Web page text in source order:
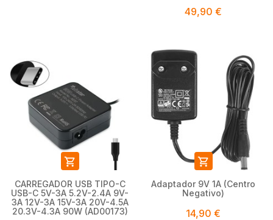
49,90 €

CARREGADOR USB TIPO-C
USB-C 5V-3A 5.2V-2.4A 9V-
3A 12V-3A 15V-3A 20V-4.5A
20.3V-4.3A 90W (AD00173)

Adaptador 9V 1A (Centro
Negativo)
14,90 €